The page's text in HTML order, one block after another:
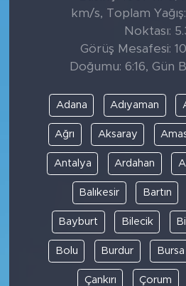
km/s, Toplam
Noktası:
Görüş Mesafesi:
Doğumu: 6:16, Gün
Adana Adıyaman
Ağrı Aksaray
Antalya Ardahan
Balıkesir Bartın
Bayburt Bilecik
Bolu Burdur Bursa
Çankırı Çorum